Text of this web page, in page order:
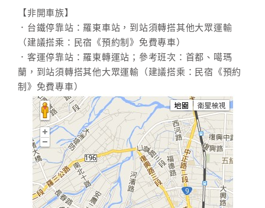
【非開車族】
．台鐵停靠站：羅東車站，到站須轉搭其他大眾運輸
（建議搭乘：民宿《預約制》免費專車）
．客運停靠站：羅東轉運站；參考班次：首都、噶瑪
蘭，到站須轉搭其他大眾運輸（建議搭乘：民宿《預約
制》免費專車）